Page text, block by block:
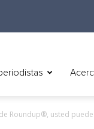
Roundup®, usted